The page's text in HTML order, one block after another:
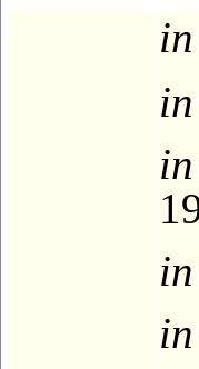
in
in
in
in
in